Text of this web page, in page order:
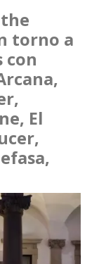
torno a
con
El